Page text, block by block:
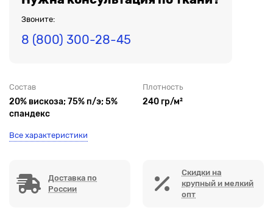
Звоните:
8 (800) 300-28-45
Состав
20% вискоза; 75% п/э; 5%
спандекс
Плотность
240 гр/м²
Все характеристики
Доставка по
России
Скидки на
крупный и мелкий
опт